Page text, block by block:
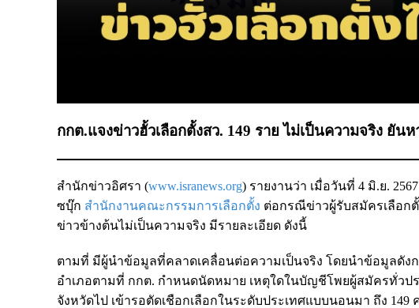
กกต.แจงข่าวฮั้วเลือกตั้งสว. 149 ราย ไม่เป็นความจริง ยั
สำนักข่าวอิศรา (www.isranews.org) รายงานว่า เมื่อวันที่ 4 มิ.ย.
ซบุ๊ก สำนักงานคณะกรรมการเลือกตั้ง ต่อกรณีข่าวผู้รับสมัครเลือก
ข่าวข้างต้นไม่เป็นความจริง มีรายละเอียด ดังนี้
ตามที่ มีผู้นำข้อมูลที่คลาดเคลื่อนต่อความเป็นจริง โดยนำข้อมูลดังก
อำเภอตามที่ กกต. กำหนดนัดหมาย เหตุใดในบัญชีโพยผู้สมัครทั่วป
จังหวัดไป เข้ารอตัดเชือกเลือกในระดับประเทศแบบนอนมา ถึง